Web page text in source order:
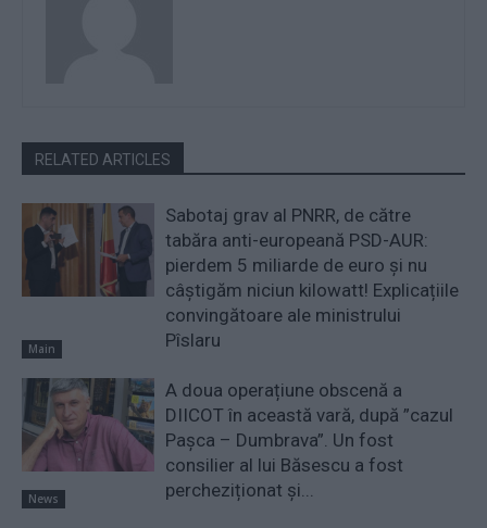
RELATED ARTICLES
Main
Sabotaj grav al PNRR, de către
tabăra anti-europeană PSD-AUR:
pierdem 5 miliarde de euro și nu
câștigăm niciun kilowatt! Explicațiile
convingătoare ale ministrului
Pîslaru
News
A doua operațiune obscenă a
DIICOT în această vară, după ”cazul
Pașca – Dumbrava”. Un fost
consilier al lui Băsescu a fost
percheziționat și...